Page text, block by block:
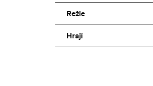
Režie
Hrají